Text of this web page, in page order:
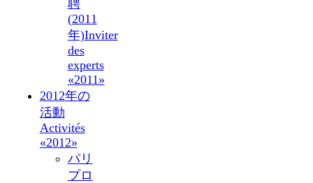
聘
(2011
年)Inviter
des
experts
«2011»
2012年の
活動
Activités
«2012»
パリ
プロ